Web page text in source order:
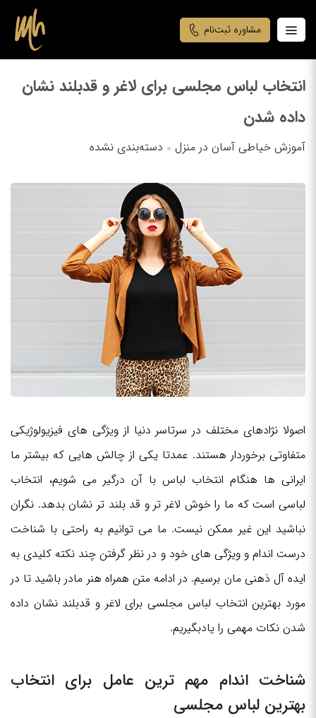
مشاوره ثبت‌نام
انتخاب لباس مجلسی برای لاغر و قدبلند نشان
داده شدن
آموزش خیاطی آسان در منزل دسته‌بندی نشده
اصولا نژادهای مختلف در سرتاسر دنیا از ویژگی های فیزیولوژیکی
متفاوتی برخوردار هستند. عمدتا یکی از چالش هایی که بیشتر ما
ایرانی ها هنگام انتخاب لباس با آن درگیر می شویم، انتخاب
لباسی است که ما را خوش لاغر تر و قد بلند تر نشان بدهد. نگران
نباشید این غیر ممکن نیست. ما می توانیم به راحتی با شناخت
درست اندام و ویژگی های خود و در نظر گرفتن چند نکته کلیدی به
ایده آل ذهنی مان برسیم. در ادامه متن همراه هنر مادر باشید تا در
مورد بهترین انتخاب لباس مجلسی برای لاغر و قدبلند نشان داده
شدن نکات مهمی را یادبگیریم.
شناخت اندام مهم ترین عامل برای انتخاب
بهترین لباس مجلسی